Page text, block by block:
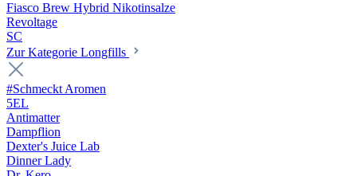
Fiasco Brew Hybrid Nikotinsalze
Revoltage
SC
Zur Kategorie Longfills
#Schmeckt Aromen
5EL
Antimatter
Dampflion
Dexter's Juice Lab
Dinner Lady